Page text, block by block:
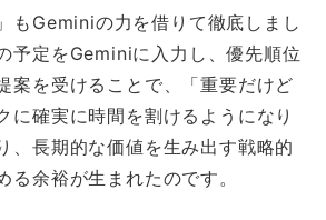
もGeminiの力を借りて徹底しまし
予定をGeminiに入力し、優先順位
案を受けることで、「重要だけど
に確実に時間を割けるようになり
、長期的な価値を生み出す戦略的
る余裕が生まれたのです。